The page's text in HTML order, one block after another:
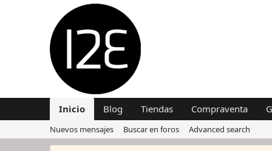
Inicio Blog Tiendas Compraventa
Nuevos mensajes Buscar en foros Advanced search